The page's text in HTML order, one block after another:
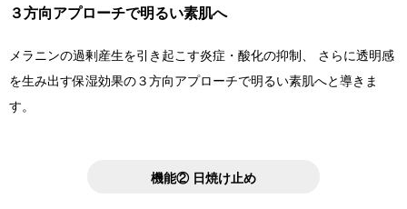
３方向アプローチで明るい素肌へ
メラニンの過剰産生を引き起こす炎症・酸化の抑制、 さらに透明感
を生み出す保湿効果の３方向アプローチで明るい素肌へと導きま
す。
機能② 日焼け止め